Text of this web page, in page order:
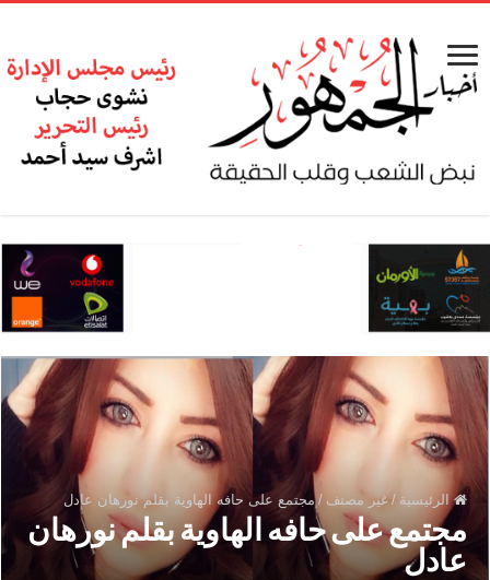
الرئيسية / غير مصنف / مجتمع على حافه الهاوية بقلم نورهان عادل
مجتمع على حافه الهاوية بقلم نورهان
عادل